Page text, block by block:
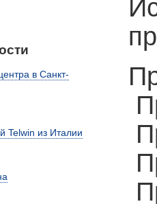
в Санкт-
Telwin из Италии